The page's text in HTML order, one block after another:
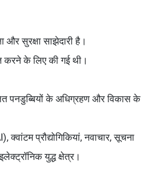
सुरक्षा साझेदारी है।
करने के लिए की गई थी।
पनडुब्बियों के अधिग्रहण और विकास के
प्रौद्योगिकियां, नवाचार, सूचना
युद्ध क्षेत्र।